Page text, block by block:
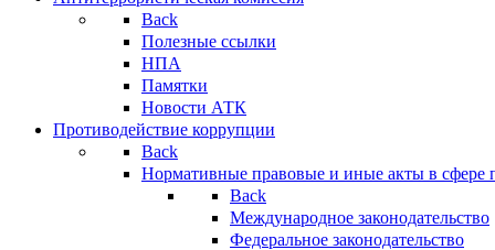
Back
Полезные ссылки
НПА
Памятки
Новости АТК
Противодействие коррупции
Back
Нормативные правовые и иные акты в сфере
Back
Международное законодательство
Федеральное законодательство